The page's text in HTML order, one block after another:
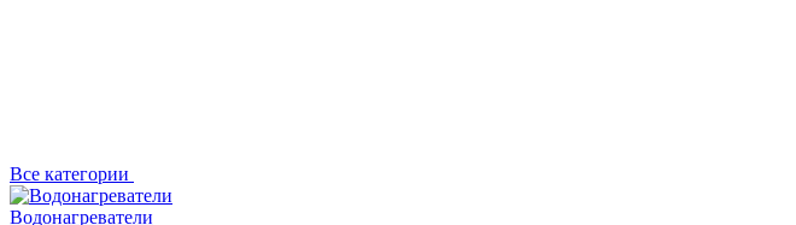
Все категории
Водонагреватели